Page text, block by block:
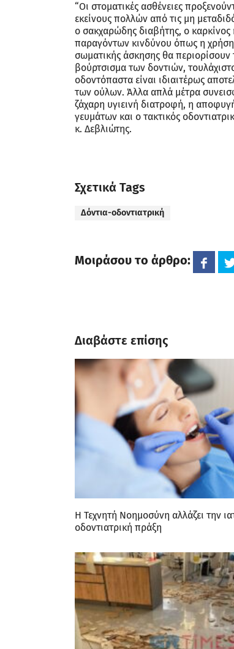
“Οι στοματικές ασθένειες
εκείνους πολλών από τις μη
ο σακχαρώδης διαβήτης, ο καρκίνος
παραγόντων κινδύνου όπως η
σωματικής άσκησης θα περιορίσουν
βούρτσισμα των δοντιών,
οδοντόπαστα είναι ιδιαιτέρως
των ούλων. Άλλα απλά μέτρα
ζάχαρη υγιεινή διατροφή, η
γευμάτων και ο τακτικός
κ. Δεβλιώτης.
Σχετικά Tags
Δόντια-οδοντιατρική
Μοιράσου το άρθρο:
Διαβάστε επίσης
Η Τεχνητή Νοημοσύνη αλλάζει την
οδοντιατρική πράξη